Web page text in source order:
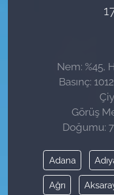
Nem: %45,
Basınç:
Görüş
Doğumu:
Adana
Ağrı